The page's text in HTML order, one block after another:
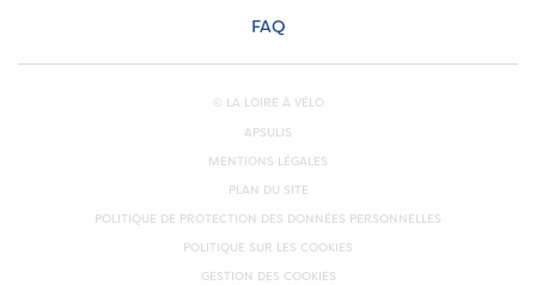
FAQ
© LA LOIRE À VÉLO
APSULIS
MENTIONS LÉGALES
PLAN DU SITE
POLITIQUE DE PROTECTION DES DONNÉES PERSONNELLES
POLITIQUE SUR LES COOKIES
GESTION DES COOKIES